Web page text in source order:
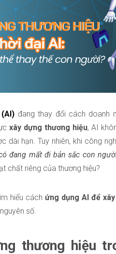
đang thay đổi cách doanh
xây dựng thương hiệu, AI
dài hạn. Tuy nhiên, khi công
đang mất đi bản sắc con
chất riêng của thương hiệu?
hiểu cách ứng dụng AI để
số.
thương hiệu